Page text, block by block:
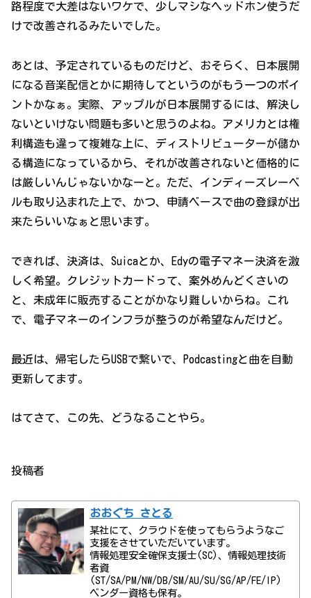
路程度で大差はないワケで、少しマシなヘッドホン使うだ
けで改善されるみたいでした。
あとは、予定されているものだけど、おそらく、日本展開
になる音楽配信とかに期待してというのがもう一つのポイ
ントかなぁ。実際、アップルが日本展開するには、解決し
ないといけない問題も多いと思うのよね。アメリカとは権
利構造も違って複雑な上に、ディストリビューターが儲か
る構造になっているから、それが改善されないと価格的に
は厳しいんじゃないかなーと。ただ、インディーズレーベ
ルも取り込まれた上で、かつ、申請ベースで曲の登録が出
来たらいいなぁと思います。
できれば、決済は、Suicaとか、Edyの電子マネー決済を激
しく希望。クレジットカードって、案外めんどくさいの
と、未成年に販売することがかなり難しいからね。これ
で、電子マネーのインフラが整うのが希望なんだけど。
最近は、帰宅したらUSBで繋いで、Podcastingと曲を自動
更新してます。
はてさて、この先、どうなることやら。
投稿者
おおぐち さとる
某社にて、クラウドを使ってもらうようなご
支援をさせていただいています。
情報処理安全確保支援士(SC)、情報処理技術
者資
(ST/SA/PM/NW/DB/SM/AU/SU/SG/AP/FE/IP)
ベンダー資格も保有。